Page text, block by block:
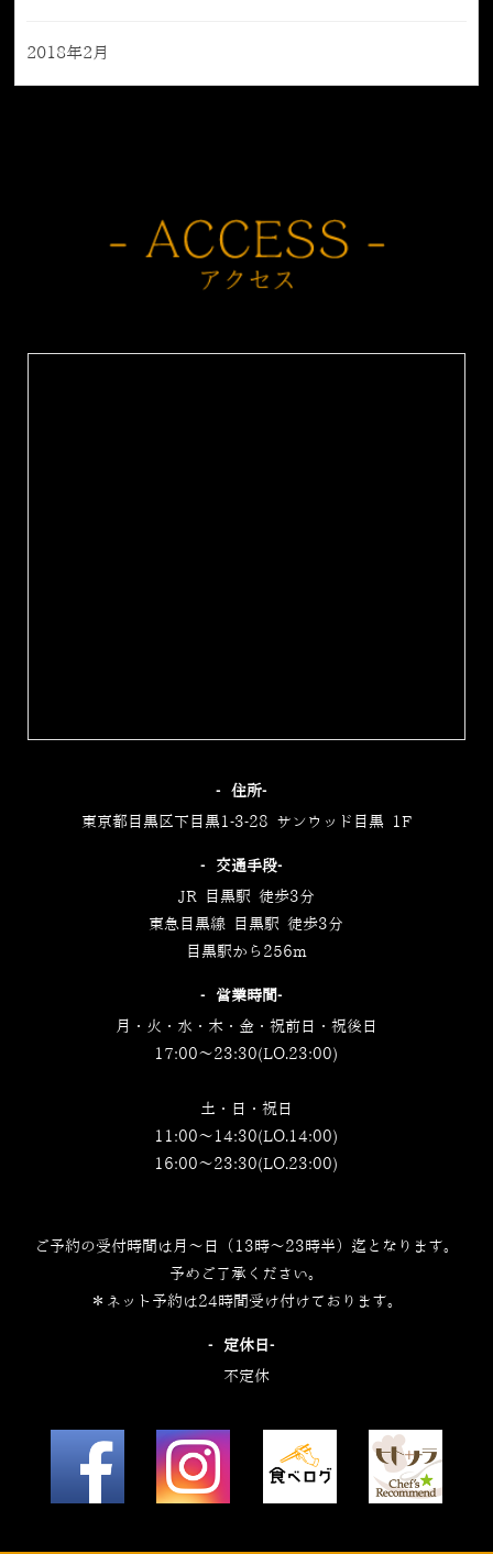
2018年2月
‐住所‐
東京都目黒区下目黒1-3-28 サンウッド目黒 1F
‐交通手段‐
JR 目黒駅 徒歩3分
東急目黒線 目黒駅 徒歩3分
目黒駅から256m
‐営業時間‐
月・火・水・木・金・祝前日・祝後日
17:00～23:30(LO.23:00)
土・日・祝日
11:00～14:30(LO.14:00)
16:00～23:30(LO.23:00)
ご予約の受付時間は月～日（13時～23時半）迄となります。
予めご了承ください。
＊ネット予約は24時間受け付けております。
‐定休日‐
不定休